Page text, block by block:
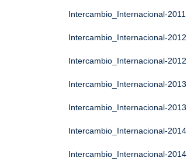
Intercambio_Internacional-2011
Intercambio_Internacional-2012
Intercambio_Internacional-2012
Intercambio_Internacional-2013
Intercambio_Internacional-2013
Intercambio_Internacional-2014
Intercambio_Internacional-2014